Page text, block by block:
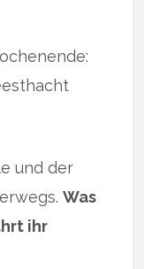
und der
Was
ihr